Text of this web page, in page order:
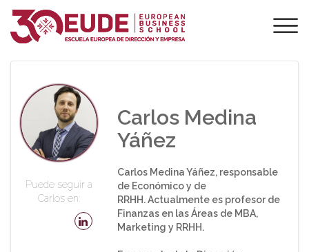
PROFESORADO DE
EUDE
Puede seguir a
Carlos en:
Carlos Medina
Yáñez
Carlos Medina Yáñez, responsable
de Económico y de
RRHH. Actualmente es profesor de
Finanzas en las Áreas de MBA,
Marketing y RRHH.